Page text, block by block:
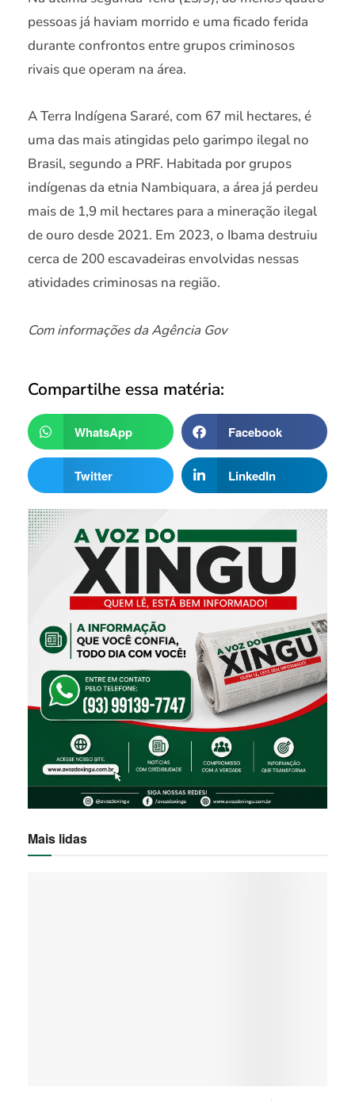
pessoas já haviam morrido e uma ficado ferida
durante confrontos entre grupos criminosos
rivais que operam na área.
A Terra Indígena Sararé, com 67 mil hectares, é
uma das mais atingidas pelo garimpo ilegal no
Brasil, segundo a PRF. Habitada por grupos
indígenas da etnia Nambiquara, a área já perdeu
mais de 1,9 mil hectares para a mineração ilegal
de ouro desde 2021. Em 2023, o Ibama destruiu
cerca de 200 escavadeiras envolvidas nessas
atividades criminosas na região.
Com informações da Agência Gov
Compartilhe essa matéria:
WhatsApp Facebook
Twitter LinkedIn
Mais lidas